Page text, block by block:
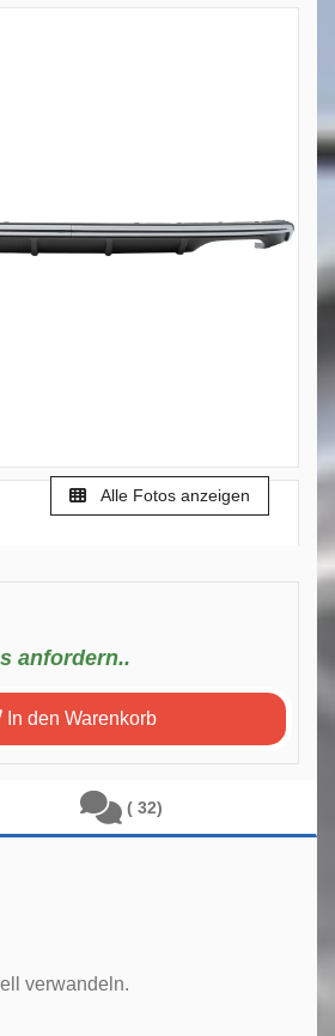
Alle Fotos anzeigen
anfordern..
In den Warenkorb
( 32)
verwandeln.